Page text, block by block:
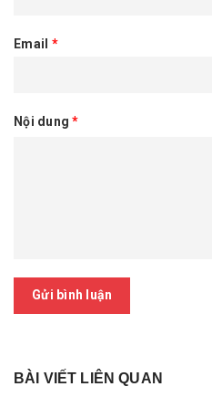
Email *
Nội dung*
Gửi bình luận
BÀI VIẾT LIÊN QUAN